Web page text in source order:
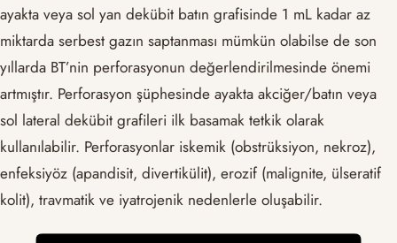
ayakta veya sol yan dekübit batın grafisinde 1 mL kadar az
miktarda serbest gazın saptanması mümkün olabilse de son
yıllarda BT’nin perforasyonun değerlendirilmesinde önemi
artmıştır. Perforasyon şüphesinde ayakta akciğer/batın veya
sol lateral dekübit grafileri ilk basamak tetkik olarak
kullanılabilir. Perforasyonlar iskemik (obstrüksiyon, nekroz),
enfeksiyöz (apandisit, divertikülit), erozif (malignite, ülseratif
kolit), travmatik ve iyatrojenik nedenlerle oluşabilir.